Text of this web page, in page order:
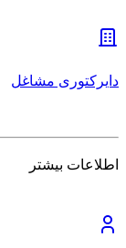
دایرکتوری مشاغل
اطلاعات بیشتر